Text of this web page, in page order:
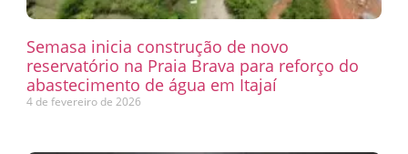
Semasa inicia construção de novo
reservatório na Praia Brava para reforço do
abastecimento de água em Itajaí
4 de fevereiro de 2026